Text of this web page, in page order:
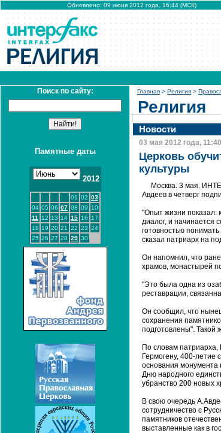
Обновлено: 09 июня 2012 года, 16:44 (МСК)
Поиск по сайту:
Памятные даты
2012
01 02 03
04 05 06 07 08 09
10
11
12 13 14 15 16
17
18 19 20 21 22 23 24
25 26 27 28 29 30
Главная > Религия >
Религия
Новости
03 мая 2012 года, 11:40
Церковь
культуры
Москва. 3 мая.
Авдеев в четверг
"Опыт жизни показал:
диалог, и начинается
готовностью
сказал патриарх на
Он напомнил, что
храмов, монастырей
"Это была одна из
реставрации,
Он сообщил, что
сохранения
подготовлены". Такой
По словам патриарха,
Гермогену, 400-летие
основания монумента
Дню народного
убранство 200 новых
В свою очередь
сотрудничество с
памятников
выставленные как в